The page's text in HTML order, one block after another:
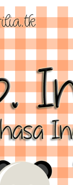
Darah pada
1 Subtema 1 Kelas 5
Jawaban PAT
PLBJ Kelas
Matematika
Kelas 1
4D Kelas 4
4D Kelas 4